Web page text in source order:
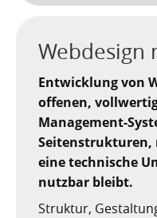
Webdesign
Entwicklung von
offenen,
Management-
Seitenstrukturen,
eine technische
nutzbar bleibt.
Struktur,